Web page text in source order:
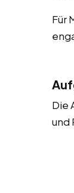
Für
Die
und